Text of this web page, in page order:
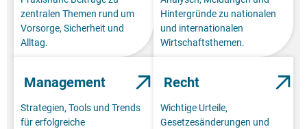
zentralen Themen rund um
Vorsorge, Sicherheit und
Alltag.
Hintergründe zu nationalen
und internationalen
Wirtschaftsthemen.
Management
Strategien, Tools und Trends
für erfolgreiche
Recht
Wichtige Urteile,
Gesetzesänderungen und